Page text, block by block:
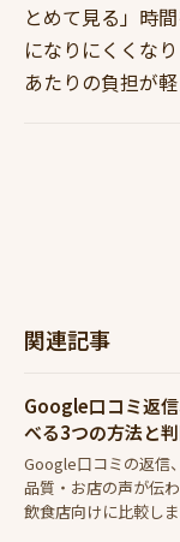
とめて見る」時
になりにくくな
あたりの負担が
関連記事
Google口コミ返
べる3つの方法と
Google口コミの返信
品質・お店の声が伝
飲食店向けに比較しま